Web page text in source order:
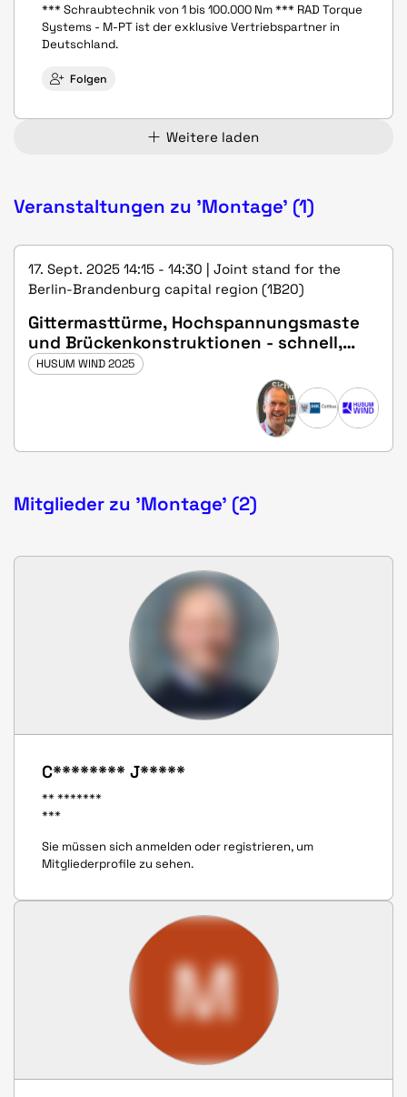
*** Schraubtechnik von 1 bis 100.000 Nm *** RAD Torque
Systems - M-PT ist der exklusive Vertriebspartner in
Deutschland.
Folgen
Weitere laden
Veranstaltungen zu 'Montage' (1)
17. Sept. 2025 14:15 - 14:30 | Joint stand for the
Berlin-Brandenburg capital region (1B20)
Gittermasttürme, Hochspannungsmaste
und Brückenkonstruktionen - schnell,
sicher, dokumentiert und querkraftfrei
HUSUM WIND 2025
Mitglieder zu 'Montage' (2)
C******** J*****
** *******
***
Sie müssen sich anmelden oder registrieren, um
Mitgliederprofile zu sehen.
M